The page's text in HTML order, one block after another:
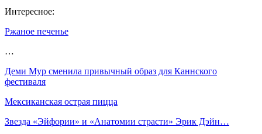
Интересное:
Ржаное печенье
…
Деми Мур сменила привычный образ для Каннского
фестиваля
Мексиканская острая пицца
Звезда «Эйфории» и «Анатомии страсти» Эрик Дэйн…